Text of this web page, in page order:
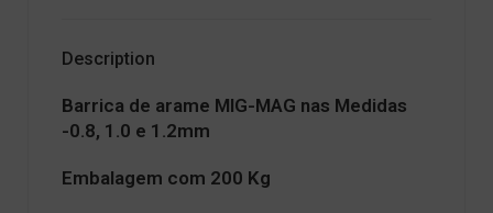
Description
Barrica de arame MIG-MAG nas Medidas
-0.8, 1.0 e 1.2mm
Embalagem com 200 Kg